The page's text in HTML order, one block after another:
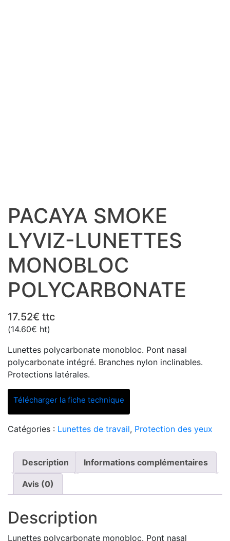
PACAYA SMOKE
LYVIZ-LUNETTES
MONOBLOC
POLYCARBONATE
17.52€ ttc
(14.60€ ht)
Lunettes polycarbonate monobloc. Pont nasal
polycarbonate intégré. Branches nylon inclinables.
Protections latérales.
Télécharger la fiche technique
Catégories : Lunettes de travail, Protection des yeux
Description Informations complémentaires
Avis (0)
Description
Lunettes polycarbonate monobloc. Pont nasal